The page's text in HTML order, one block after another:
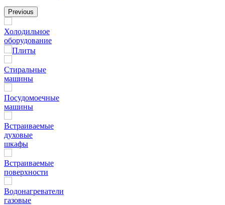
Previous
Холодильное
оборудование
Плиты
Стиральные
машины
Посудомоечные
машины
Встраиваемые
духовые
шкафы
Встраиваемые
поверхности
Водонагреватели
газовые